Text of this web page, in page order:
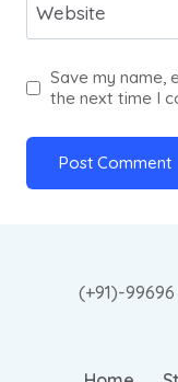
Website
Save my name,
the next time I
(+91)-